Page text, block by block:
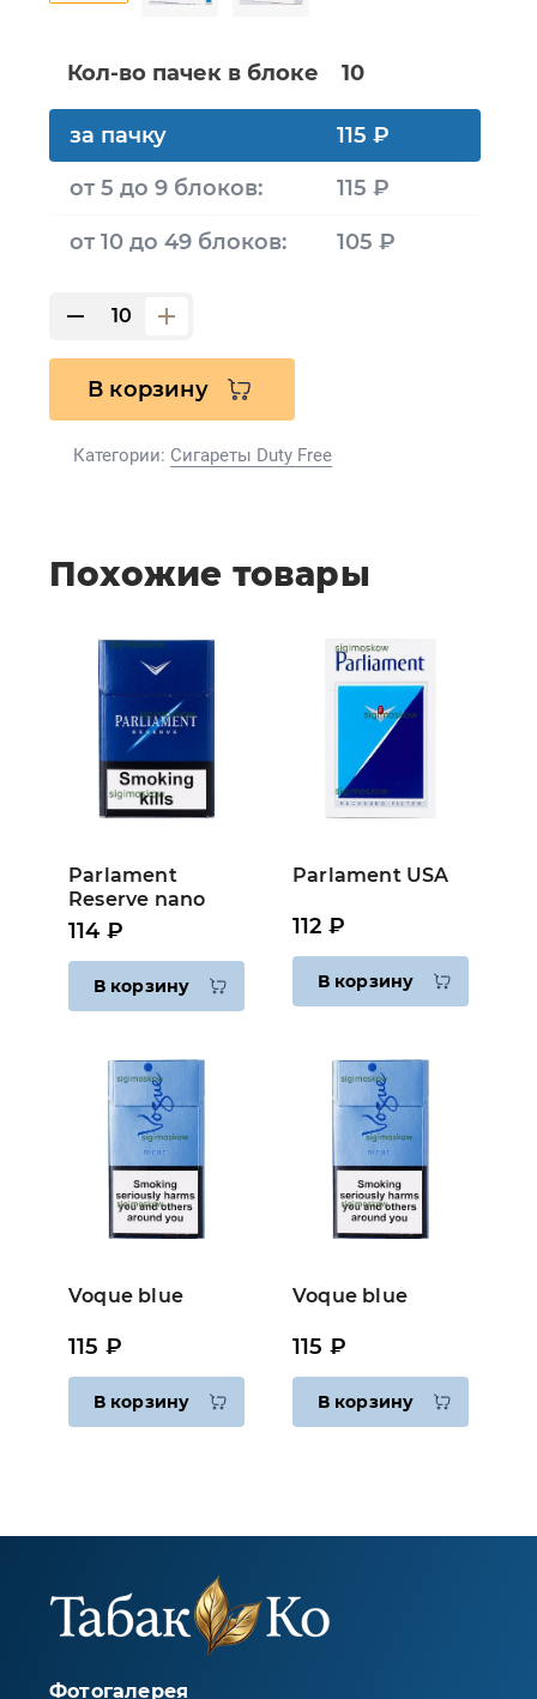
Кол-во пачек в блоке 10
за пачку
115 ₽
от 5 до 9 блоков:
115 ₽
от 10 до 49 блоков: 105 ₽
В корзину
Категории: Сигареты Duty Free
Похожие товары
Parlament
Reserve nano
114 ₽
В корзину
Parlament USA
112 ₽
В корзину
Voque blue
115 ₽
В корзину
Voque blue
115 ₽
В корзину
Фотогалерея